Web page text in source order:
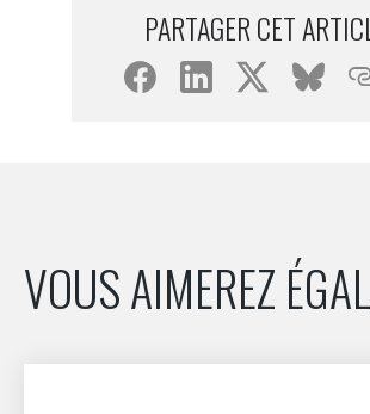
EMPLOI & FORMATION
DOCUMENTS & BROCHURES
PARTAGER CET
VOUS AIMEREZ